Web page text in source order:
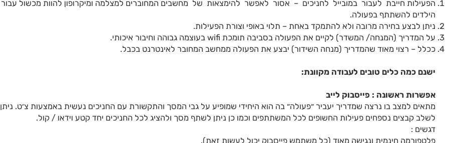
הפעילות חייבת לעבור במובייל לחניכים – אסור לאפשר להימצאות של מחשבים המחוברים למצלמה ומיקרופון להוות מכשול עבור
הילדים להשתתף בפעולה.
ניתן לבצע בחירה מרובה ולא להתמקד באחת – תלוי באופי וצורת הפעילות.
על המדריך (המנחה/ המשדר) לקיים את הפעולה בסביבה תומכת wifi בעוצמה גבוהה וחיבור איכותי.
ככלל – רצוי מאוד שהמדריך (מנחה השידור) יבצע את הפעולה ממחשב המחובר לאינטרנט בכבל.
ישנם כמה כלים טובים לעבודה מקוונת:
אפשרות ראשונה : פייסבוק לייב
מתאים למצב בו נרצה שמדריך יעביר ״פעולה״ בה הוא היחידי שמופיע על גבי המסך והתקשורת עם החניכים נעשית באמצעות צ׳ט. ניתן
לשלב קבצים נספחים פעילות החשופים לכל המשתתפים וכמו כן ניתן לשתף מסך ולהציג לכל החניכים יחד קטע וידאו / קול.
דגשים :
פלטפורמה חינמית ונגישה מאוד (כל משתמש פייסבוק יכול לעשות זאת).